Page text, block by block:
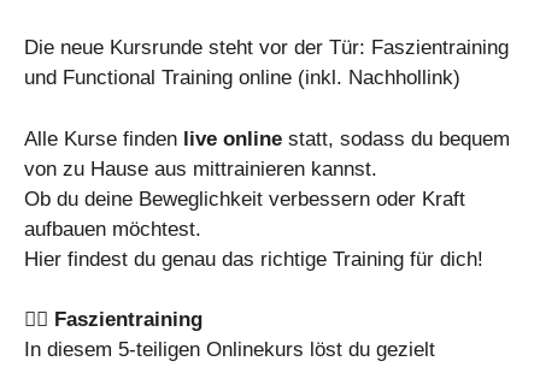
Die neue Kursrunde steht vor der Tür: Faszientraining
und Functional Training online (inkl. Nachhollink)
Alle Kurse finden live online statt, sodass du bequem
von zu Hause aus mittrainieren kannst.
Ob du deine Beweglichkeit verbessern oder Kraft
aufbauen möchtest.
Hier findest du genau das richtige Training für dich!
🧘‍♀️ Faszientraining
In diesem 5-teiligen Onlinekurs löst du gezielt